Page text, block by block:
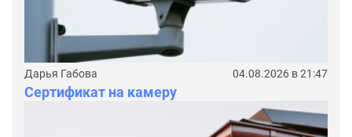
Дарья Габова 04.08.2026 в 21:47
Сертификат на камеру